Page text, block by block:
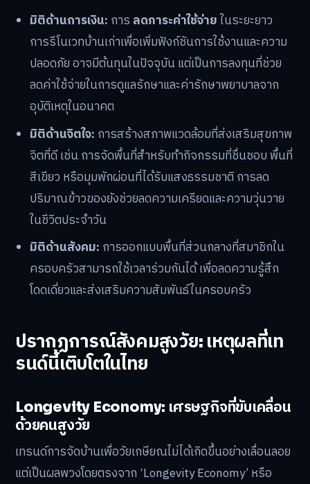
มิติด้านการเงิน: การ ลดภาระค่าใช้จ่ายในระยะยาว
การรีโนเวทบ้านเก่าเพื่อเพิ่มฟังก์ชันการใช้งานและความ
ปลอดภัย อาจมีต้นทุนในปัจจุบัน แต่เป็นการลงทุนที่ช่วย
ลดค่าใช้จ่ายในการดูแลรักษาและค่ารักษาพยาบาลจาก
อุบัติเหตุในอนาคต
มิติด้านจิตใจ: การสร้างสภาพแวดล้อมที่ส่งเสริมสุขภาพ
จิตที่ดี เช่น การจัดพื้นที่สำหรับทำกิจกรรมที่ชื่นชอบ พื้นที่
สีเขียว หรือมุมพักผ่อนที่ได้รับแสงธรรมชาติ การลด
ปริมาณข้าวของยังช่วยลดความเครียดและความวุ่นวาย
ในชีวิตประจำวัน
มิติด้านสังคม: การออกแบบพื้นที่ส่วนกลางที่สมาชิกใน
ครอบครัวสามารถใช้เวลาร่วมกันได้ เพื่อลดความรู้สึก
โดดเดี่ยวและส่งเสริมความสัมพันธ์ในครอบครัว
ปรากฏการณ์สังคมสูงวัย: เหตุผลที่เท
รนด์นี้เติบโตในไทย
Longevity Economy: เศรษฐกิจที่ขับเคลื่อน
ด้วยคนสูงวัย
เทรนด์การจัดบ้านเพื่อวัยเกษียณไม่ได้เกิดขึ้นอย่างเลื่อนลอย
แต่เป็นผลพวงโดยตรงจาก ‘Longevity Economy’ หรือ